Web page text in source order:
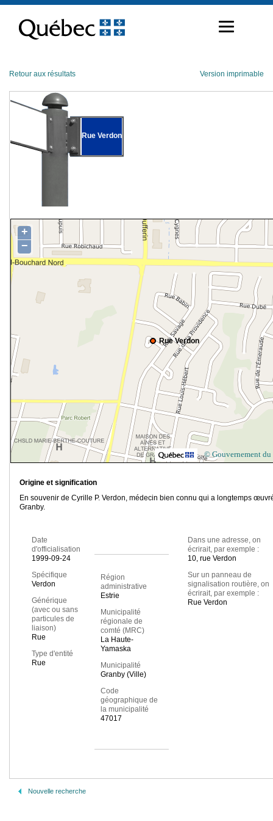
contenu
Retour aux résultats Version imprimable
Rue Verdon
Rue Verdon
+
−
© Gouvernement du
Origine et signification
En souvenir de Cyrille P. Verdon, médecin bien connu qui a longtemps
Granby.
Date
d'officialisation
1999-09-24
Spécifique
Verdon
Générique
(avec ou sans
particules de
liaison)
Rue
Type d'entité
Rue
Région
administrative
Estrie
Municipalité
régionale de
comté (MRC)
La Haute-
Yamaska
Municipalité
Granby (Ville)
Code
géographique de
la municipalité
47017
Dans une adresse, on
écrirait, par exemple :
10, rue Verdon
Sur un panneau de
signalisation routière, on
écrirait, par exemple :
Rue Verdon
Nouvelle recherche